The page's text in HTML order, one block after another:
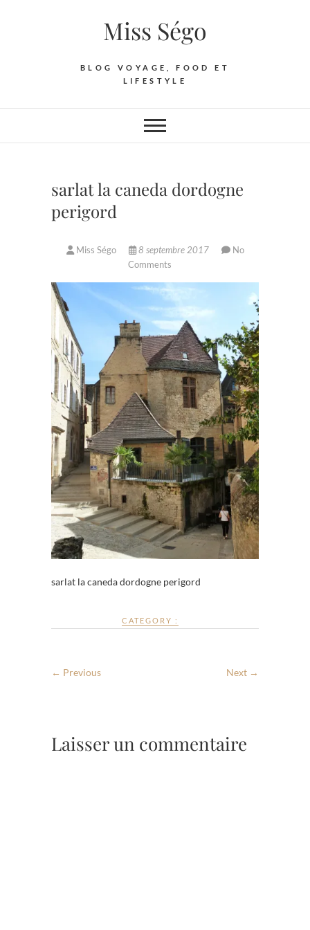
Miss Ségo
BLOG VOYAGE, FOOD ET
LIFESTYLE
sarlat la caneda dordogne
perigord
Miss Ségo 8 septembre 2017
No
Comments
sarlat la caneda dordogne perigord
CATEGORY :
← Previous Next →
Laisser un commentaire